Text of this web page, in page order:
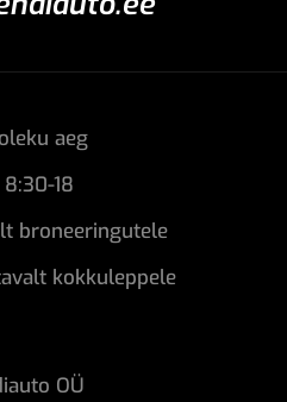
aeg
8:30-18
broneeringutele
kokkuleppele
OÜ